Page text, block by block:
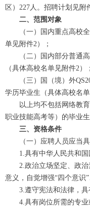
区）227人。招聘计划见附
二、范围对象
（一）国内重点高校全
单见附件2）；
（二）国内部分普通高
（具体高校名单见附件2）；
（三）国（境）外
学历毕业生（具体高校名单
以上均不包括网络教育
职业技能高考等）的毕业
三、资格条件
（一）应聘人员应当具
1.具有中华人民共和国
2.政治立场坚定、政治
意义，自觉增强“四个意识
3.遵守宪法和法律，具
4.具有岗位所需的专业